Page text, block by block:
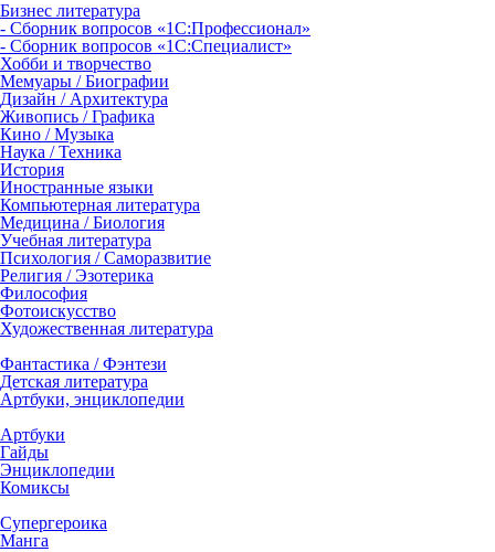
Бизнес литература
- Сборник вопросов «1С:Профессионал»
- Сборник вопросов «1С:Специалист»
Хобби и творчество
Мемуары / Биографии
Дизайн / Архитектура
Живопись / Графика
Кино / Музыка
Наука / Техника
История
Иностранные языки
Компьютерная литература
Медицина / Биология
Учебная литература
Психология / Саморазвитие
Религия / Эзотерика
Философия
Фотоискусство
Художественная литература
Фантастика / Фэнтези
Детская литература
Артбуки, энциклопедии
Артбуки
Гайды
Энциклопедии
Комиксы
Супергероика
Манга